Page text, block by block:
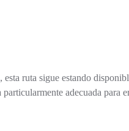
ruta sigue estando
adecuada para